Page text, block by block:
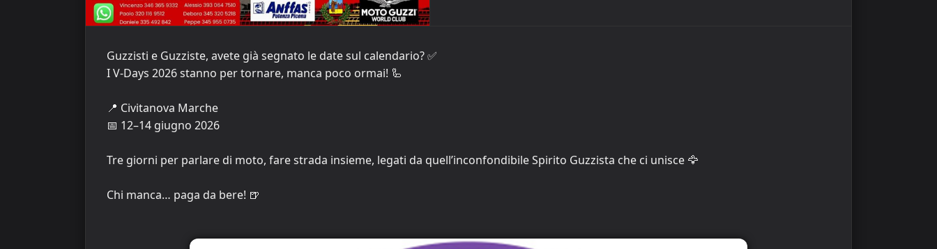
Guzzisti e Guzziste, avete già segnato le date sul calendario? ✅
I V‑Days 2026 stanno per tornare, manca poco ormai! 🦾
📍 Civitanova Marche
📅 12–14 giugno 2026
Tre giorni per parlare di moto, fare strada insieme, legati da quell’inconfondibile Spirito Guzzista che ci unisce 🦅
Chi manca… paga da bere! 🍺